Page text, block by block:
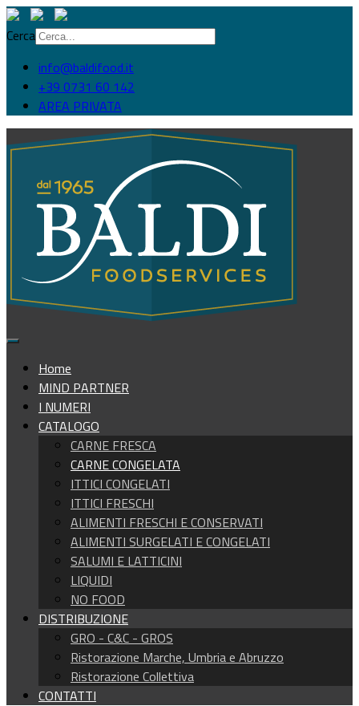
Cerca
info@baldifood.it
+39 0731 60 142
AREA PRIVATA
Home
MIND PARTNER
I NUMERI
CATALOGO
CARNE FRESCA
CARNE CONGELATA
ITTICI CONGELATI
ITTICI FRESCHI
ALIMENTI FRESCHI E CONSERVATI
ALIMENTI SURGELATI E CONGELATI
SALUMI E LATTICINI
LIQUIDI
NO FOOD
DISTRIBUZIONE
GRO - C&C - GROS
Ristorazione Marche, Umbria e Abruzzo
Ristorazione Collettiva
CONTATTI